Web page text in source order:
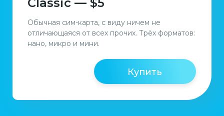
Обычная сим-карта, с виду ничем не
отличающаяся от всех прочих. Трёх форматов:
нано, микро и мини.
Купить